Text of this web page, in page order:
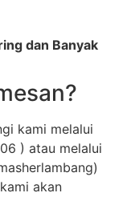
dan Banyak
kami melalui
) atau melalui
akan